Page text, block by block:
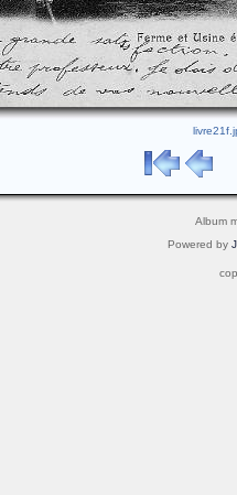
Album
Powered by